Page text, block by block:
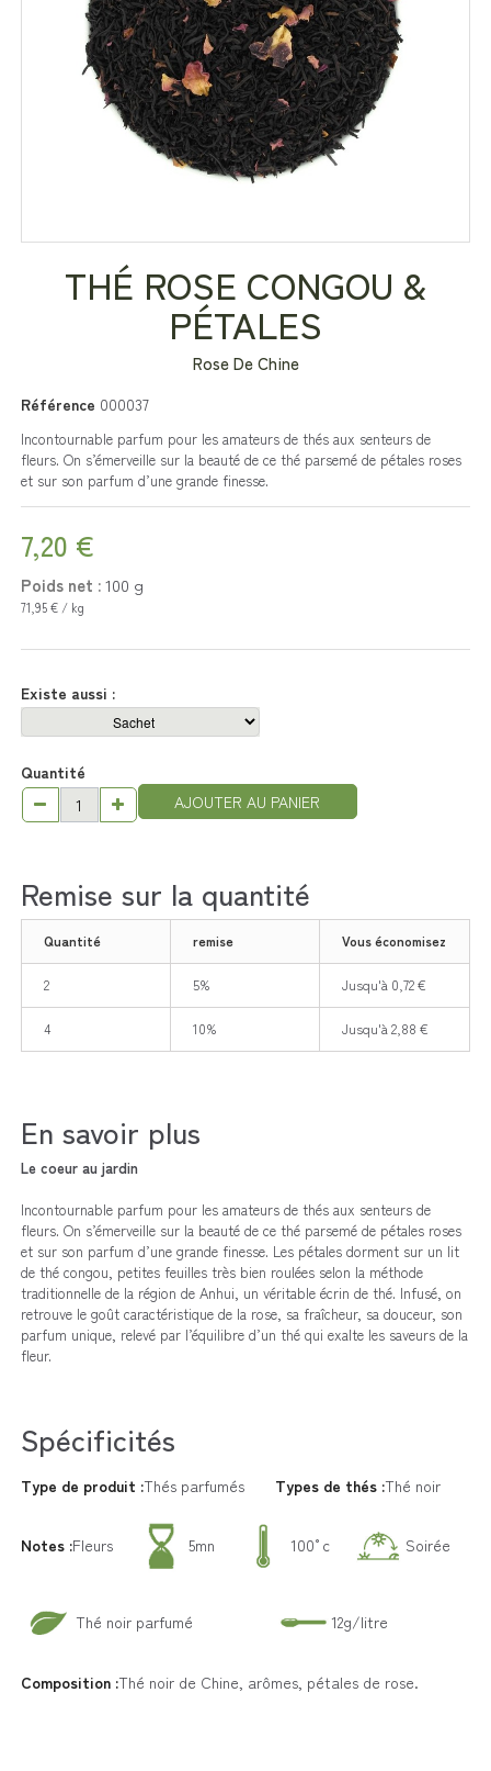
THÉ ROSE CONGOU &
PÉTALES
Rose De Chine
Référence 000037
Incontournable parfum pour les amateurs de thés aux senteurs de
fleurs. On s’émerveille sur la beauté de ce thé parsemé de pétales roses
et sur son parfum d’une grande finesse.
7,20 €
Poids net : 100 g
71,95 € / kg
Existe aussi :
Quantité
AJOUTER AU PANIER
Remise sur la quantité
Quantité remise Vous économisez
2 5% Jusqu'à 0,72 €
4 10% Jusqu'à 2,88 €
En savoir plus
Le coeur au jardin
Incontournable parfum pour les amateurs de thés aux senteurs de
fleurs. On s’émerveille sur la beauté de ce thé parsemé de pétales roses
et sur son parfum d’une grande finesse. Les pétales dorment sur un lit
de thé congou, petites feuilles très bien roulées selon la méthode
traditionnelle de la région de Anhui, un véritable écrin de thé. Infusé, on
retrouve le goût caractéristique de la rose, sa fraîcheur, sa douceur, son
parfum unique, relevé par l’équilibre d’un thé qui exalte les saveurs de la
fleur.
Spécificités
Type de produit :Thés parfumés Types de thés :Thé noir
Notes :Fleurs 5mn 100°c Soirée
Thé noir parfumé 12g/litre
Composition :Thé noir de Chine, arômes, pétales de rose.